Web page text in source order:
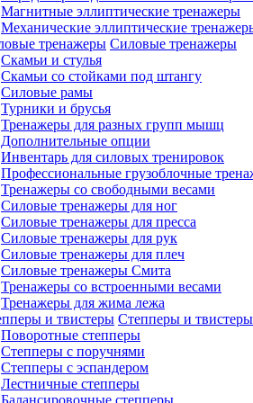
Магнитные эллиптические тренажеры
Механические эллиптические
Силовые тренажеры
Скамьи и стулья
Скамьи со стойками под штангу
Силовые рамы
Турники и брусья
Тренажеры для разных групп мышц
Дополнительные опции
Инвентарь для силовых тренировок
Профессиональные грузоблочные
Тренажеры со свободными весами
Силовые тренажеры для ног
Силовые тренажеры для пресса
Силовые тренажеры для рук
Силовые тренажеры для плеч
Силовые тренажеры Смита
Тренажеры со встроенными весами
Тренажеры для жима лежа
Степперы и твистеры
Поворотные степперы
Степперы с поручнями
Степперы с эспандером
Лестничные степперы
Балансировочные степперы